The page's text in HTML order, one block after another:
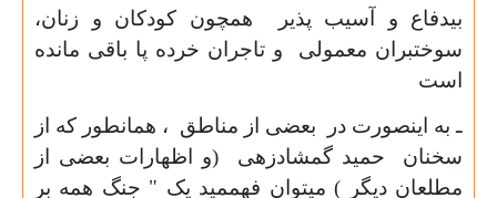
بیدفاع و آسیب پذیر همچون کودکان و زنان،
سوختبران معمولی و تاجران خرده پا باقی مانده
است
ـ به اینصورت در بعضی از مناطق ، همانطور که از
سخنان حمید گمشادزهی ‌(و اظهارات بعضی از
مطلعان دیگر ) میتوان فهممید یک " جنگ همه بر